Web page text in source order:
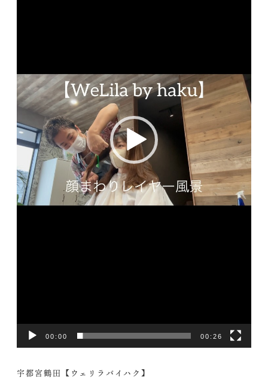
00:00 00:26
宇都宮鶴田【ウェリラバイハク】